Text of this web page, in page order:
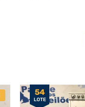
54
LOTE